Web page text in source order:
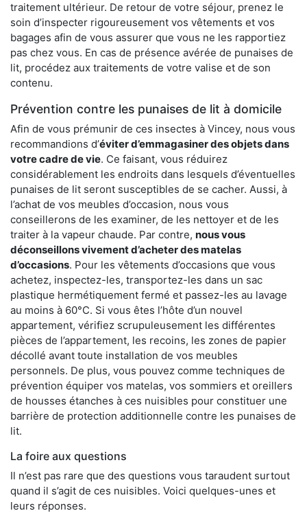
traitement ultérieur. De retour de votre séjour, prenez le
soin d’inspecter rigoureusement vos vêtements et vos
bagages afin de vous assurer que vous ne les rapportiez
pas chez vous. En cas de présence avérée de punaises de
lit, procédez aux traitements de votre valise et de son
contenu.
Prévention contre les punaises de lit à domicile
Afin de vous prémunir de ces insectes à Vincey, nous vous
recommandions d’éviter d’emmagasiner des objets dans
votre cadre de vie. Ce faisant, vous réduirez
considérablement les endroits dans lesquels d’éventuelles
punaises de lit seront susceptibles de se cacher. Aussi, à
l’achat de vos meubles d’occasion, nous vous
conseillerons de les examiner, de les nettoyer et de les
traiter à la vapeur chaude. Par contre, nous vous
déconseillons vivement d’acheter des matelas
d’occasions. Pour les vêtements d’occasions que vous
achetez, inspectez-les, transportez-les dans un sac
plastique hermétiquement fermé et passez-les au lavage
au moins à 60°C. Si vous êtes l’hôte d’un nouvel
appartement, vérifiez scrupuleusement les différentes
pièces de l’appartement, les recoins, les zones de papier
décollé avant toute installation de vos meubles
personnels. De plus, vous pouvez comme techniques de
prévention équiper vos matelas, vos sommiers et oreillers
de housses étanches à ces nuisibles pour constituer une
barrière de protection additionnelle contre les punaises de
lit.
La foire aux questions
Il n’est pas rare que des questions vous taraudent surtout
quand il s’agit de ces nuisibles. Voici quelques-unes et
leurs réponses.